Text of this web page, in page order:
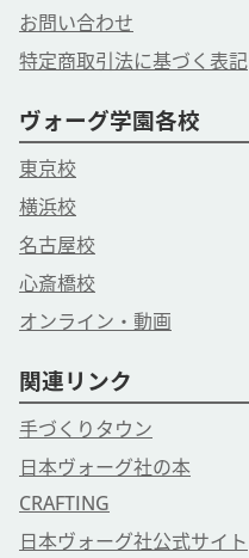
お問い合わせ
特定商取引法に基づく表記
ヴォーグ学園各校
東京校
横浜校
名古屋校
心斎橋校
オンライン・動画
関連リンク
手づくりタウン
日本ヴォーグ社の本
CRAFTING
日本ヴォーグ社公式サイト